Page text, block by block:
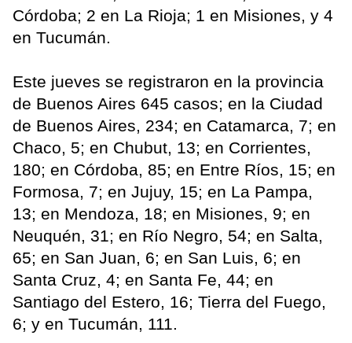
Córdoba; 2 en La Rioja; 1 en Misiones, y 4
en Tucumán.
Este jueves se registraron en la provincia
de Buenos Aires 645 casos; en la Ciudad
de Buenos Aires, 234; en Catamarca, 7; en
Chaco, 5; en Chubut, 13; en Corrientes,
180; en Córdoba, 85; en Entre Ríos, 15; en
Formosa, 7; en Jujuy, 15; en La Pampa,
13; en Mendoza, 18; en Misiones, 9; en
Neuquén, 31; en Río Negro, 54; en Salta,
65; en San Juan, 6; en San Luis, 6; en
Santa Cruz, 4; en Santa Fe, 44; en
Santiago del Estero, 16; Tierra del Fuego,
6; y en Tucumán, 111.